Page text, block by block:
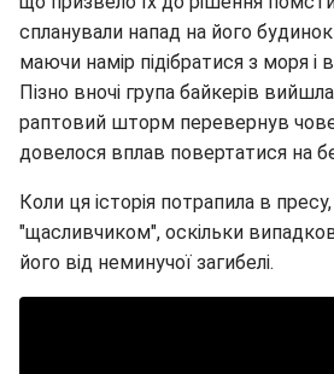
спланували напад на його
маючи намір підібратися з моря і
Пізно вночі група байкерів
раптовий шторм перевернув
довелося вплав повертатися на
Коли ця історія потрапила в
"щасливчиком", оскільки
його від неминучої загибелі.